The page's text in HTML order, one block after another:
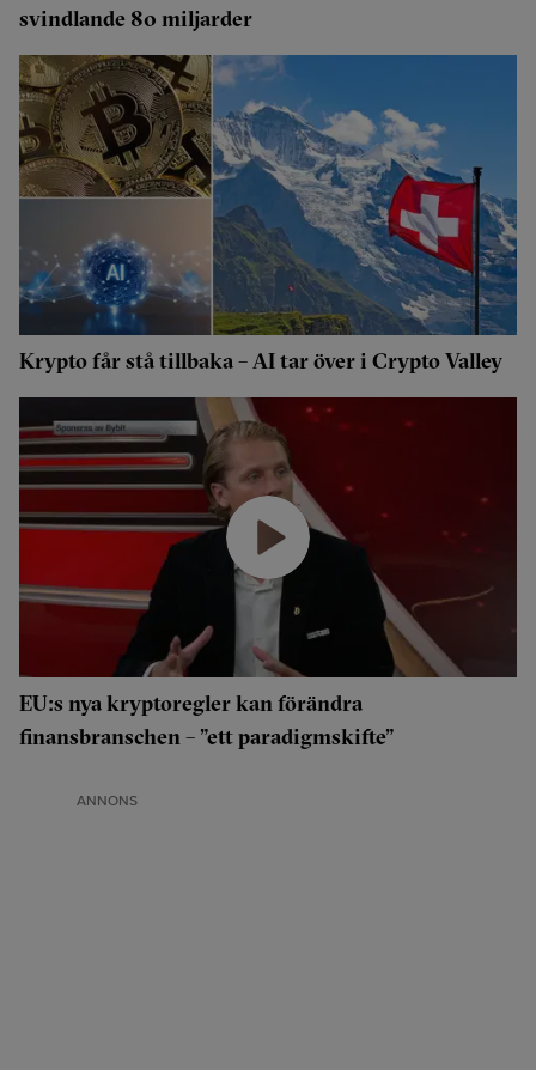
svindlande 80 miljarder
Krypto får stå tillbaka – AI tar över i Crypto Valley
EU:s nya kryptoregler kan förändra
finansbranschen – ”ett paradigmskifte”
ANNONS